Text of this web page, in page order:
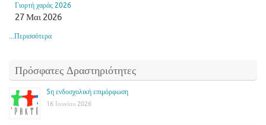
Γιορτή χαράς 2026
27 Μαι 2026
...Περισσότερα
Πρόσφατες Δραστηριότητες
5η ενδοσχολική επιμόρφωση
16 Ιουνίου 2026